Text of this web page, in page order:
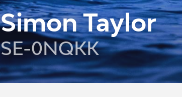
Simon Taylor
SE-0NQKK